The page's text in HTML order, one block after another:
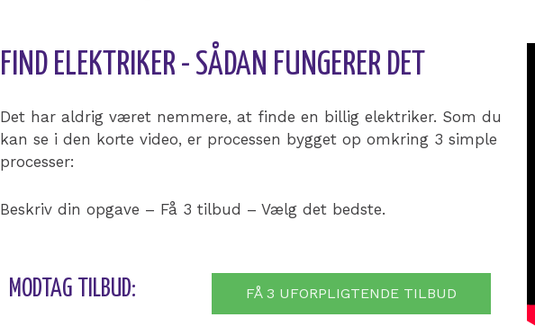
FIND ELEKTRIKER - SÅDAN FUNGERER DET
Det har aldrig været nemmere, at finde en billig elektriker. Som du
kan se i den korte video, er processen bygget op omkring 3 simple
processer:
Beskriv din opgave – Få 3 tilbud – Vælg det bedste.
MODTAG TILBUD: FÅ 3 UFORPLIGTENDE TILBUD